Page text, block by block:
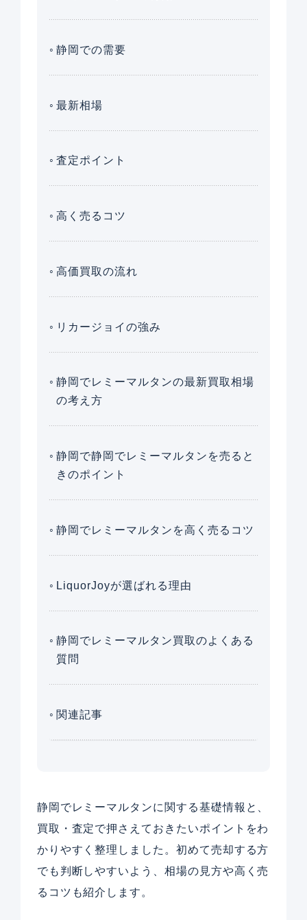
静岡での需要
最新相場
査定ポイント
高く売るコツ
高価買取の流れ
リカージョイの強み
静岡でレミーマルタンの最新買取相場
の考え方
静岡で静岡でレミーマルタンを売ると
きのポイント
静岡でレミーマルタンを高く売るコツ
LiquorJoyが選ばれる理由
静岡でレミーマルタン買取のよくある
質問
関連記事
静岡でレミーマルタンに関する基礎情報と、
買取・査定で押さえておきたいポイントをわ
かりやすく整理しました。初めて売却する方
でも判断しやすいよう、相場の見方や高く売
るコツも紹介します。